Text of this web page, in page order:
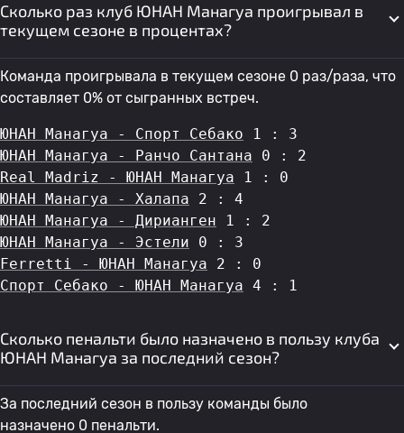
Сколько раз клуб ЮНАН Манагуа проигрывал в
текущем сезоне в процентах?
Команда проигрывала в текущем сезоне 0 раз/раза, что
составляет 0% от сыгранных встреч.
ЮНАН Манагуа - Спорт Себако 1 : 3
ЮНАН Манагуа - Ранчо Сантана 0 : 2
Real Madriz - ЮНАН Манагуа 1 : 0
ЮНАН Манагуа - Халапа 2 : 4
ЮНАН Манагуа - Дирианген 1 : 2
ЮНАН Манагуа - Эстели 0 : 3
Ferretti - ЮНАН Манагуа 2 : 0
Спорт Себако - ЮНАН Манагуа 4 : 1
Сколько пенальти было назначено в пользу клуба
ЮНАН Манагуа за последний сезон?
За последний сезон в пользу команды было
назначено 0 пенальти.